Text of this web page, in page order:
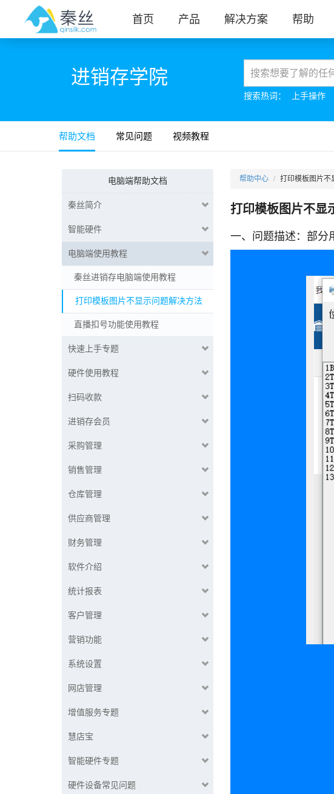
首页 产品 解决方案 帮助
进销存学院
搜索热词： 上手操作
帮助文档 常见问题 视频教程
电脑端帮助文档
秦丝简介
智能硬件
电脑端使用教程
秦丝进销存电脑端使用教程
打印模板图片不显示问题解决方法
直播扣号功能使用教程
快速上手专题
硬件使用教程
扫码收款
进销存会员
采购管理
销售管理
仓库管理
供应商管理
财务管理
软件介绍
统计报表
客户管理
营销功能
系统设置
网店管理
增值服务专题
慧店宝
智能硬件专题
硬件设备常见问题
帮助中心 打印模板图片不
打印模板图片不显
一、问题描述：部分